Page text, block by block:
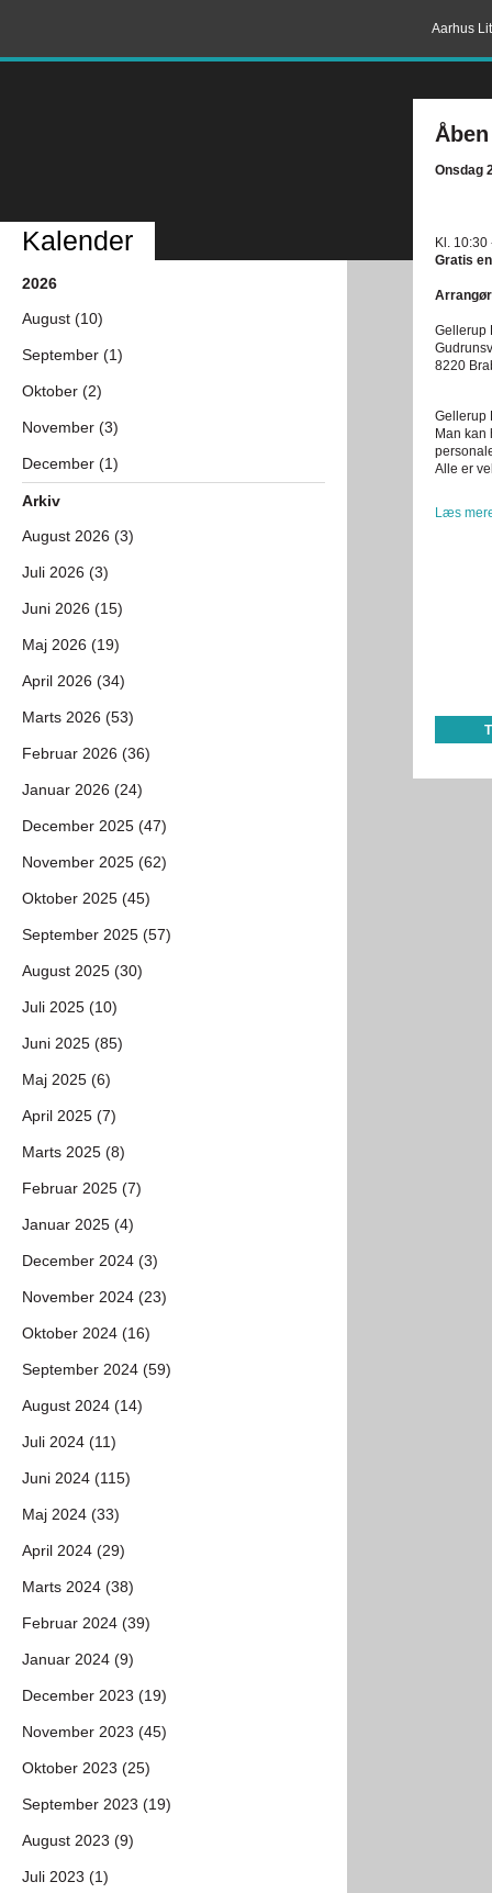
Aarhus
Onsdag
Kl. 10:30
Gratis
Gellerup
8220
Gellerup
Man kan
Alle er
Læs
Kalender
2026
August (10)
September (1)
Oktober (2)
November (3)
December (1)
Arkiv
August 2026 (3)
Juli 2026 (3)
Juni 2026 (15)
Maj 2026 (19)
April 2026 (34)
Marts 2026 (53)
Februar 2026 (36)
Januar 2026 (24)
December 2025 (47)
November 2025 (62)
Oktober 2025 (45)
September 2025 (57)
August 2025 (30)
Juli 2025 (10)
Juni 2025 (85)
Maj 2025 (6)
April 2025 (7)
Marts 2025 (8)
Februar 2025 (7)
Januar 2025 (4)
December 2024 (3)
November 2024 (23)
Oktober 2024 (16)
September 2024 (59)
August 2024 (14)
Juli 2024 (11)
Juni 2024 (115)
Maj 2024 (33)
April 2024 (29)
Marts 2024 (38)
Februar 2024 (39)
Januar 2024 (9)
December 2023 (19)
November 2023 (45)
Oktober 2023 (25)
September 2023 (19)
August 2023 (9)
Juli 2023 (1)